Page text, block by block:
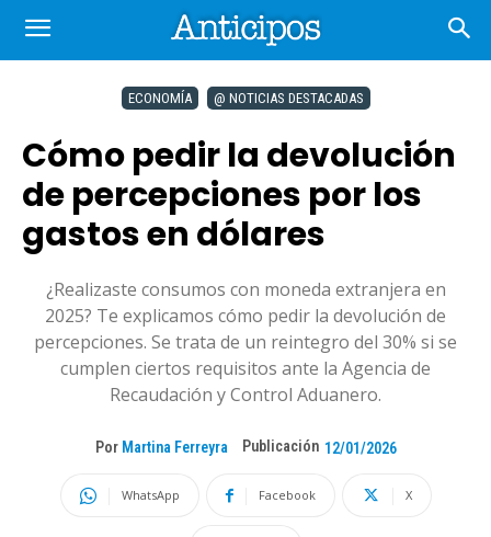
ECONOMÍA @ NOTICIAS DESTACADAS
Cómo pedir la devolución
de percepciones por los
gastos en dólares
¿Realizaste consumos con moneda extranjera en
2025? Te explicamos cómo pedir la devolución de
percepciones. Se trata de un reintegro del 30% si se
cumplen ciertos requisitos ante la Agencia de
Recaudación y Control Aduanero.
Por Martina Ferreyra Publicación 12/01/2026
WhatsApp Facebook X